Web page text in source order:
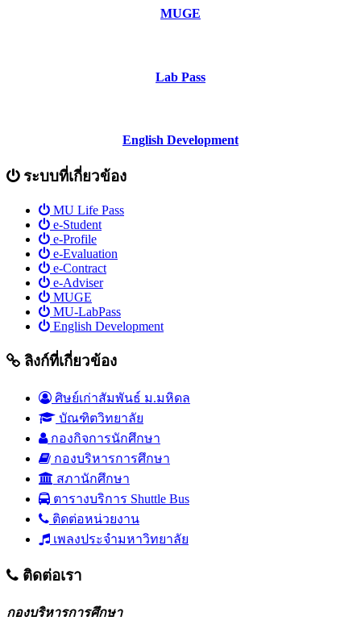
MUGE
Lab Pass
English Development
ระบบที่เกี่ยวข้อง
MU Life Pass
e-Student
e-Profile
e-Evaluation
e-Contract
e-Adviser
MUGE
MU-LabPass
English Development
ลิงก์ที่เกี่ยวข้อง
ศิษย์เก่าสัมพันธ์ ม.มหิดล
บัณฑิตวิทยาลัย
กองกิจการนักศึกษา
กองบริหารการศึกษา
สภานักศึกษา
ตารางบริการ Shuttle Bus
ติดต่อหน่วยงาน
เพลงประจำมหาวิทยาลัย
ติดต่อเรา
กองบริหารการศึกษา